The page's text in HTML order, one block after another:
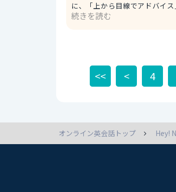
に、「上から目線でアドバ
は「見下した態度」を意味し
続きを読む
<< < 4
オンライン英会話トップ Hey!